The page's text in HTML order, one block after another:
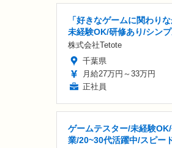
「好きなゲームに関わり
未経験OK/研修あり/シン
株式会社Tetote
千葉県
月給27万円～33万円
正社員
ゲームテスター/未経験
業/20~30代活躍中/スピー